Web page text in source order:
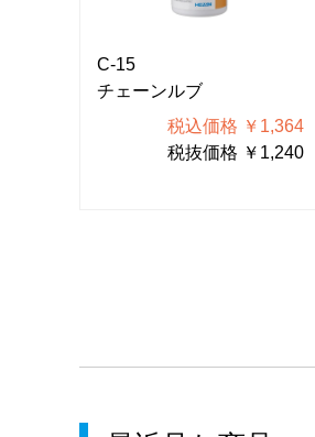
C-15
チェーンルブ
税込価格 ￥1,364
税抜価格 ￥1,240